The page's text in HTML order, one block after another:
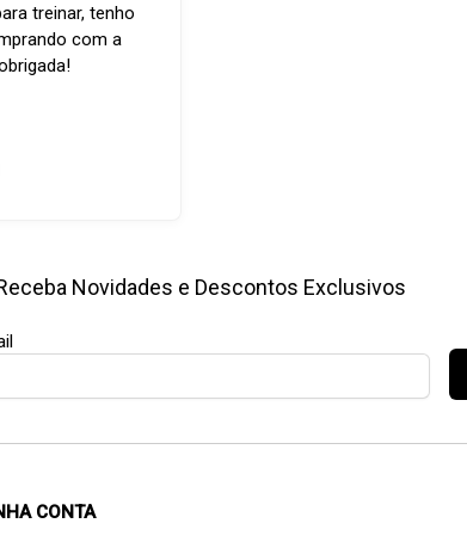
treinar, tenho
com a
Novidades e Descontos Exclusivos
CONTA